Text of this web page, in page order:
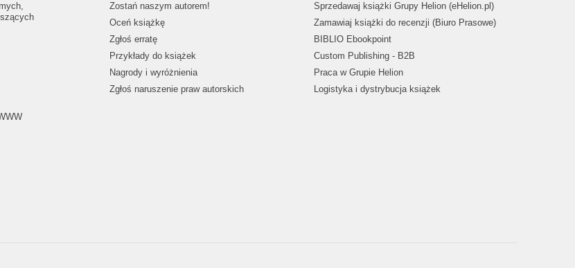
Zostań naszym autorem!
Oceń książkę
Zgłoś erratę
Przykłady do książek
Nagrody i wyróżnienia
Zgłoś naruszenie praw autorskich
Sprzedawaj książki Grupy Helion (eHelion.pl)
Zamawiaj książki do recenzji (Biuro Prasowe)
BIBLIO Ebookpoint
Custom Publishing - B2B
Praca w Grupie Helion
Logistyka i dystrybucja książek